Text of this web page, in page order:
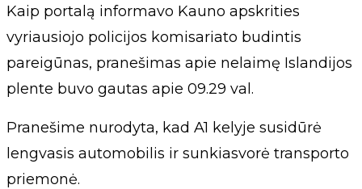
Kaip portalą informavo Kauno apskrities
vyriausiojo policijos komisariato budintis
pareigūnas, pranešimas apie nelaimę Islandijos
plente buvo gautas apie 09.29 val.
Pranešime nurodyta, kad A1 kelyje susidūrė
lengvasis automobilis ir sunkiasvorė transporto
priemonė.